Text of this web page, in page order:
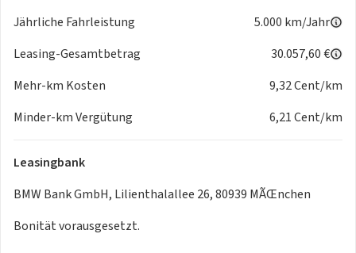
- Paket: Außenspiegelpaket
- Paket: Innen- und Außenspiegelpaket
- Paket: M Sportpaket (20i)
- Parking Assistant Plus
Bicolor
- Radiozubehör: HiFi-Lautsprecher-System harman/kardon
- Sitze: Sportsitze für Fahrer und Beifahrer
Jährliche Fahrleistung
5.000 km/Jahr
Leasing-Gesamtbetrag
30.057,60 €
Mehr-km Kosten
9,32 Cent/km
Minder-km Vergütung
6,21 Cent/km
Leasingbank
BMW Bank GmbH, Lilienthalallee 26, 80939 MÃŒnchen
Bonität vorausgesetzt.